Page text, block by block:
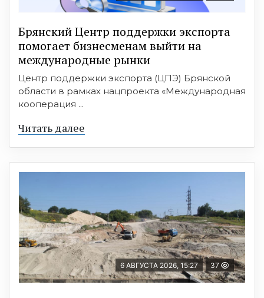
Брянский Центр поддержки экспорта
помогает бизнесменам выйти на
международные рынки
Центр поддержки экспорта (ЦПЭ) Брянской
области в рамках нацпроекта «Международная
кооперация ...
Читать далее
6 АВГУСТА 2026, 15:27 37